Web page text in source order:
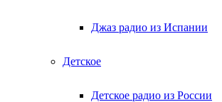
Джаз радио из Испании
Детское
Детское радио из России